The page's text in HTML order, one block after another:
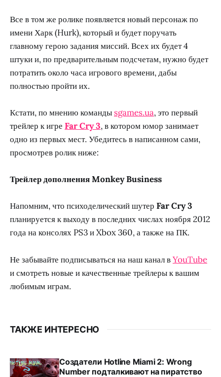
Все в том же ролике появляется новый персонаж по
имени Харк (Hurk), который и будет поручать
главному герою задания миссий. Всех их будет 4
штуки и, по предварительным подсчетам, нужно будет
потратить около часа игрового времени, дабы
полностью пройти их.
Кстати, по мнению команды sgames.ua, это первый
трейлер к игре Far Cry 3, в котором юмор занимает
одно из первых мест. Убедитесь в написанном сами,
просмотрев ролик ниже:
Трейлер дополнения Monkey Business
Напомним, что психоделический шутер Far Cry 3
планируется к выходу в последних числах ноября 2012
года на консолях PS3 и Xbox 360, а также на ПК.
Не забывайте подписываться на наш канал вYouTube
и смотреть новые и качественные трейлеры к вашим
любимым играм.
ТАКЖЕ ИНТЕРЕСНО
Создатели Hotline Miami 2: Wrong
Number подталкивают на пиратство